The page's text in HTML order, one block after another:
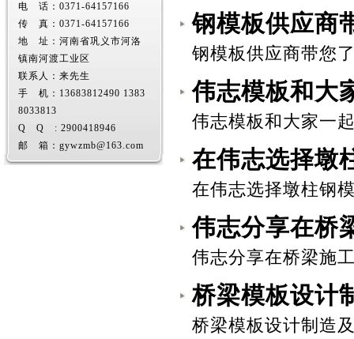
电 话：0371-64157166
传 真：0371-64157166
地 址：河南省巩义市河洛
镇南河渡工业区
联系人：来先生
手 机：13683812490 1383
8033813
Q Q : 2900418946
邮 箱：gywzmb@163.com
钢模板供应商
钢模板供应商带您
伟志模板和大
伟志模板和大家一
在伟志选择墩
在伟志选择墩柱钢
伟志分享在桥
伟志分享在桥梁施
桥梁模板设计
桥梁模板设计制造